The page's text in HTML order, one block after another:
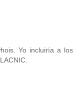
Yo incluiría a los